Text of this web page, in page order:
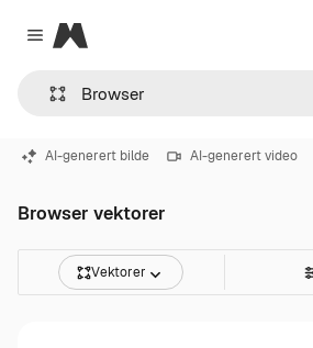
Close menu
Magnific
AI-generert bilde AI-generert video
Browser vektorer
Vektorer